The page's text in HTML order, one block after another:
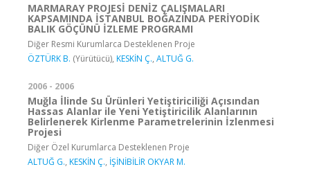
MARMARAY PROJESİ DENİZ ÇALIŞMALARI
KAPSAMINDA İSTANBUL BOĞAZINDA PERİYODİK
BALIK GÖÇÜNÜ İZLEME PROGRAMI
Diğer Resmi Kurumlarca Desteklenen Proje
ÖZTÜRK B. (Yürütücü), KESKİN Ç., ALTUĞ G.
2006 - 2006
Muğla İlinde Su Ürünleri Yetiştiriciliği Açısından
Hassas Alanlar ile Yeni Yetiştiricilik Alanlarının
Belirlenerek Kirlenme Parametrelerinin İzlenmesi
Projesi
Diğer Özel Kurumlarca Desteklenen Proje
ALTUĞ G., KESKİN Ç., İŞİNİBİLİR OKYAR M.